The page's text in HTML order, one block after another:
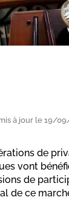
à jour le 19/
de
vont
de
de ce